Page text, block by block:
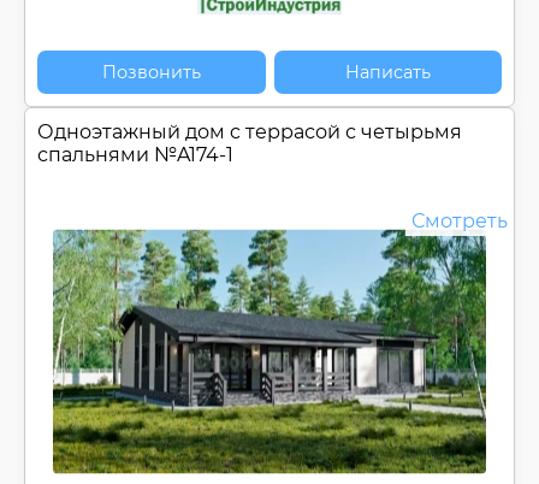
Позвонить Написать
Одноэтажный дом c террасой с четырьмя
спальнями №A174-1
Смотреть